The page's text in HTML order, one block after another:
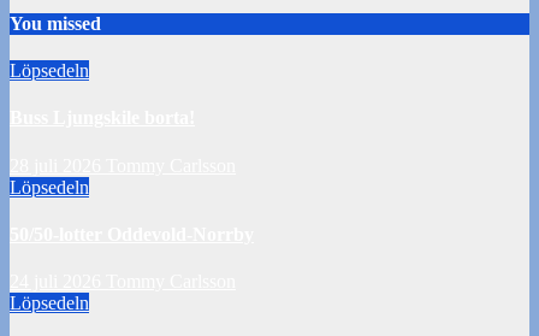
You missed
Löpsedeln
Löpsedeln
Löpsedeln